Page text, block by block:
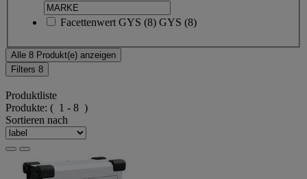
Facettenwert GYS (8) GYS (8)
Alle 8 Produkt(e) anzeigen
Filters 8
Produktliste
Produkte: ( 1 - 8 )
Sortieren nach